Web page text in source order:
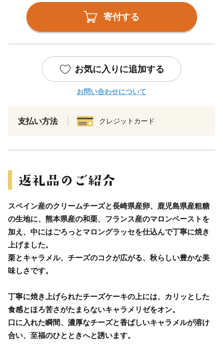
寄付する
お気に入りに追加する
お問い合わせについて
支払い方法 クレジットカード
スペイン産のクリームチーズと長崎県産卵、鹿児島県産粗糖
の生地に、熊本県産の和栗、フランス産のマロンペーストを
加え、中にはごろっとマロングラッセを仕込んで丁寧に焼き
上げました。
栗とキャラメル、チーズのコクが広がる、秋らしい豊かな美
味しさです。
丁寧に焼き上げられたチーズケーキの上には、カリッとした
食感とほろ苦さがたまらないキャラメリゼをオン。
口に入れた瞬間、濃厚なチーズと香ばしいキャラメルが溶け
合い、至福のひとときへと誘います。